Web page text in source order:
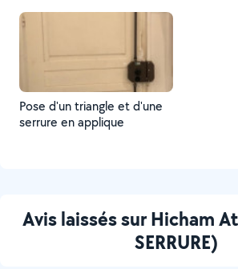
Pose d'un triangle et d'une
serrure en applique
Avis laissés sur Hicham
SERRURE)